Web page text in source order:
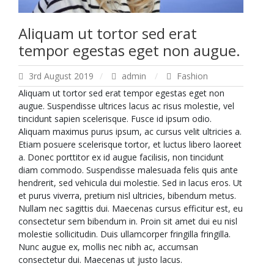
Aliquam ut tortor sed erat
tempor egestas eget non augue.
3rd August 2019 admin
Fashion
Aliquam ut tortor sed erat tempor egestas eget non
augue. Suspendisse ultrices lacus ac risus molestie, vel
tincidunt sapien scelerisque. Fusce id ipsum odio.
Aliquam maximus purus ipsum, ac cursus velit ultricies a.
Etiam posuere scelerisque tortor, et luctus libero laoreet
a. Donec porttitor ex id augue facilisis, non tincidunt
diam commodo. Suspendisse malesuada felis quis ante
hendrerit, sed vehicula dui molestie. Sed in lacus eros. Ut
et purus viverra, pretium nisl ultricies, bibendum metus.
Nullam nec sagittis dui. Maecenas cursus efficitur est, eu
consectetur sem bibendum in. Proin sit amet dui eu nisl
molestie sollicitudin. Duis ullamcorper fringilla fringilla.
Nunc augue ex, mollis nec nibh ac, accumsan
consectetur dui. Maecenas ut justo lacus.